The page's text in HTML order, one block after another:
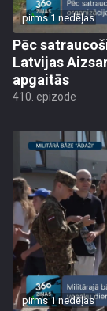
pirms 1 nedēļas
Pēc
Latvijas
apgaitās
410. epizode
pirms 1 nedēļas